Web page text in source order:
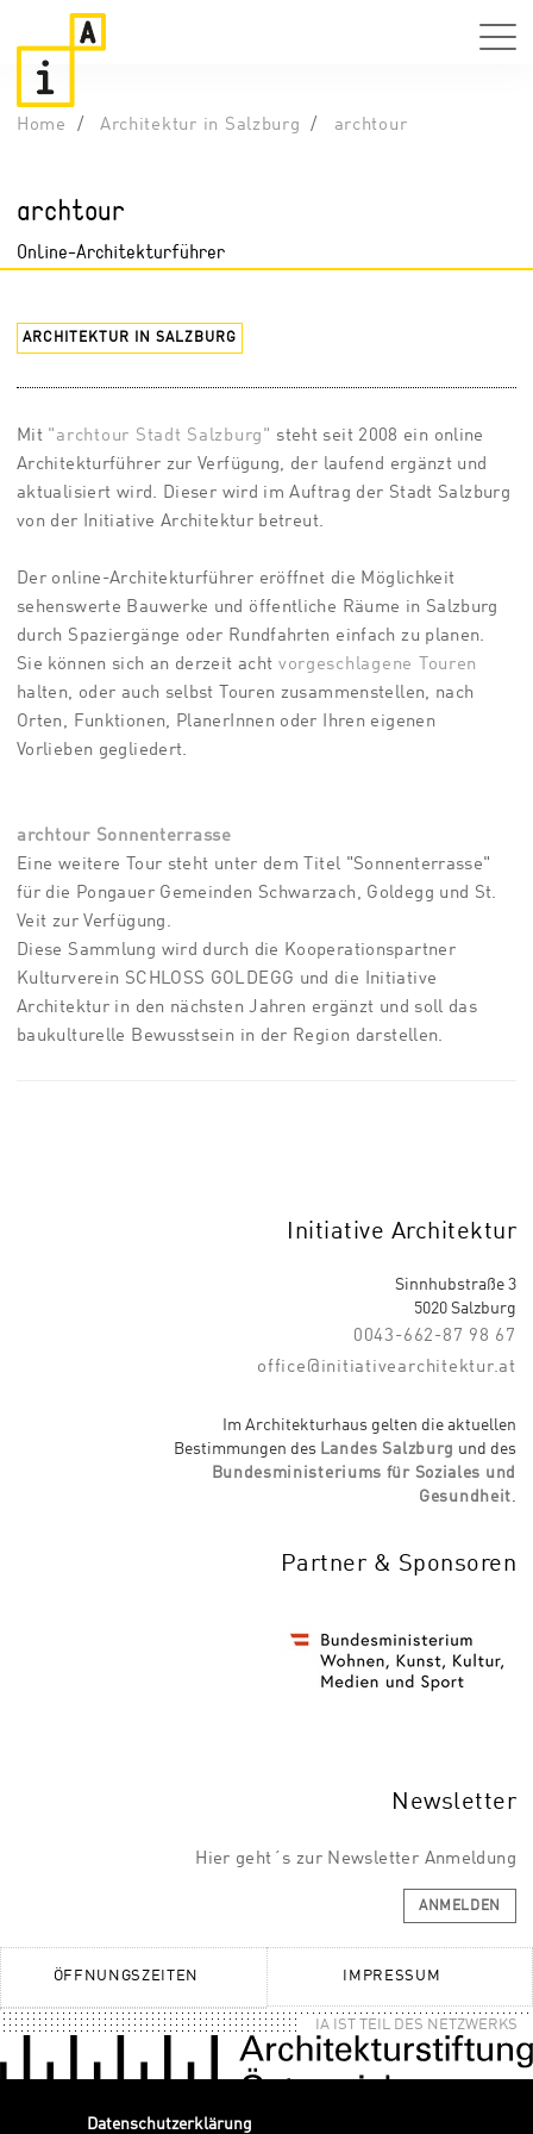
Home Architektur in Salzburg archtour
archtour
Online-Architekturführer
ARCHITEKTUR IN SALZBURG
Mit "archtour Stadt Salzburg" steht seit 2008 ein online
Architekturführer zur Verfügung, der laufend ergänzt und
aktualisiert wird. Dieser wird im Auftrag der Stadt Salzburg
von der Initiative Architektur betreut.
Der online-Architekturführer eröffnet die Möglichkeit
sehenswerte Bauwerke und öffentliche Räume in Salzburg
durch Spaziergänge oder Rundfahrten einfach zu planen.
Sie können sich an derzeit acht vorgeschlagene Touren
halten, oder auch selbst Touren zusammenstellen, nach
Orten, Funktionen, PlanerInnen oder Ihren eigenen
Vorlieben gegliedert.
archtour Sonnenterrasse
Eine weitere Tour steht unter dem Titel "Sonnenterrasse"
für die Pongauer Gemeinden Schwarzach, Goldegg und St.
Veit zur Verfügung.
Diese Sammlung wird durch die Kooperationspartner
Kulturverein SCHLOSS GOLDEGG und die Initiative
Architektur in den nächsten Jahren ergänzt und soll das
baukulturelle Bewusstsein in der Region darstellen.
Initiative Architektur
Sinnhubstraße 3
5020 Salzburg
0043-662-87 98 67
office@initiativearchitektur.at
Im Architekturhaus gelten die aktuellen
Bestimmungen des Landes Salzburg und des
Bundesministeriums für Soziales und
Gesundheit
Partner & Sponsoren
Newsletter
Hier geht´s zur Newsletter Anmeldung
ANMELDEN
ÖFFNUNGSZEITEN IMPRESSUM
IA IST TEIL DES NETZWERKS
Datenschutzerklärung